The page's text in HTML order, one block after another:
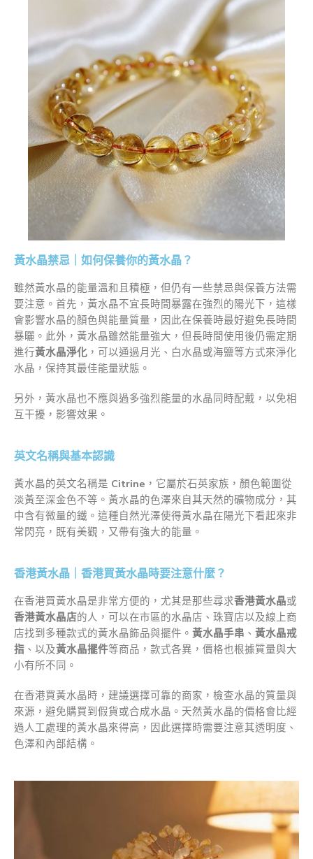
黃水晶禁忌｜如何保養你的黃水晶？
雖然黃水晶的能量溫和且積極，但仍有一些禁忌與保養方法需
要注意。首先，黃水晶不宜長時間暴露在強烈的陽光下，這樣
會影響水晶的顏色與能量質量，因此在保養時最好避免長時間
暴曬。此外，黃水晶雖然能量強大，但長時間使用後仍需定期
進行黃水晶淨化 ，可以通過月光、白水晶或海鹽等方式來淨化
水晶，保持其最佳能量狀態。
另外，黃水晶也不應與過多強烈能量的水晶同時配戴，以免相
互干擾，影響效果。
英文名稱與基本認識
黃水晶的英文名稱是 Citrine ，它屬於石英家族，顏色範圍從
淡黃至深金色不等。黃水晶的色澤來自其天然的礦物成分，其
中含有微量的鐵。這種自然光澤使得黃水晶在陽光下看起來非
常閃亮，既有美觀，又帶有強大的能量。
香港黃水晶｜香港買黃水晶時要注意什麼？
在香港買黃水晶是非常方便的，尤其是那些尋求香港黃水晶或
香港黃水晶店的人，可以在市區的水晶店、珠寶店以及線上商
店找到多種款式的黃水晶飾品與擺件。 黃水晶手串 、 黃水晶戒
指 、以及黃水晶擺件等商品，款式各異，價格也根據質量與大
小有所不同。
在香港買黃水晶時，建議選擇可靠的商家，檢查水晶的質量與
來源，避免購買到假貨或合成水晶。天然黃水晶的價格會比經
過人工處理的黃水晶來得高，因此選擇時需要注意其透明度、
色澤和內部結構。